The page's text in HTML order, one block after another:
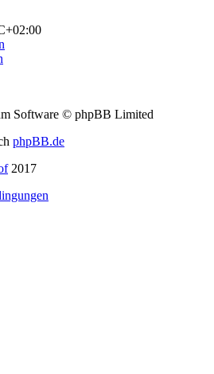
Software © phpBB Limited
phpBB.de
2017